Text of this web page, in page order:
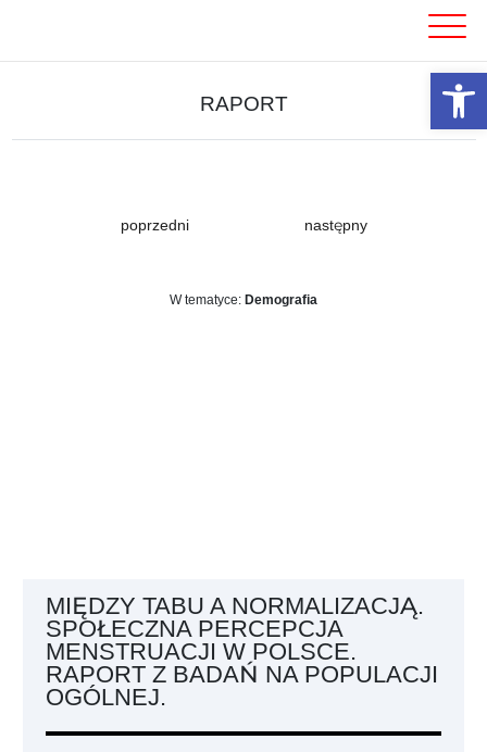
RAPORT
poprzedni następny
W tematyce: Demografia
MIĘDZY TABU A NORMALIZACJĄ.
SPOŁECZNA PERCEPCJA
MENSTRUACJI W POLSCE.
RAPORT Z BADAŃ NA POPULACJI
OGÓLNEJ.